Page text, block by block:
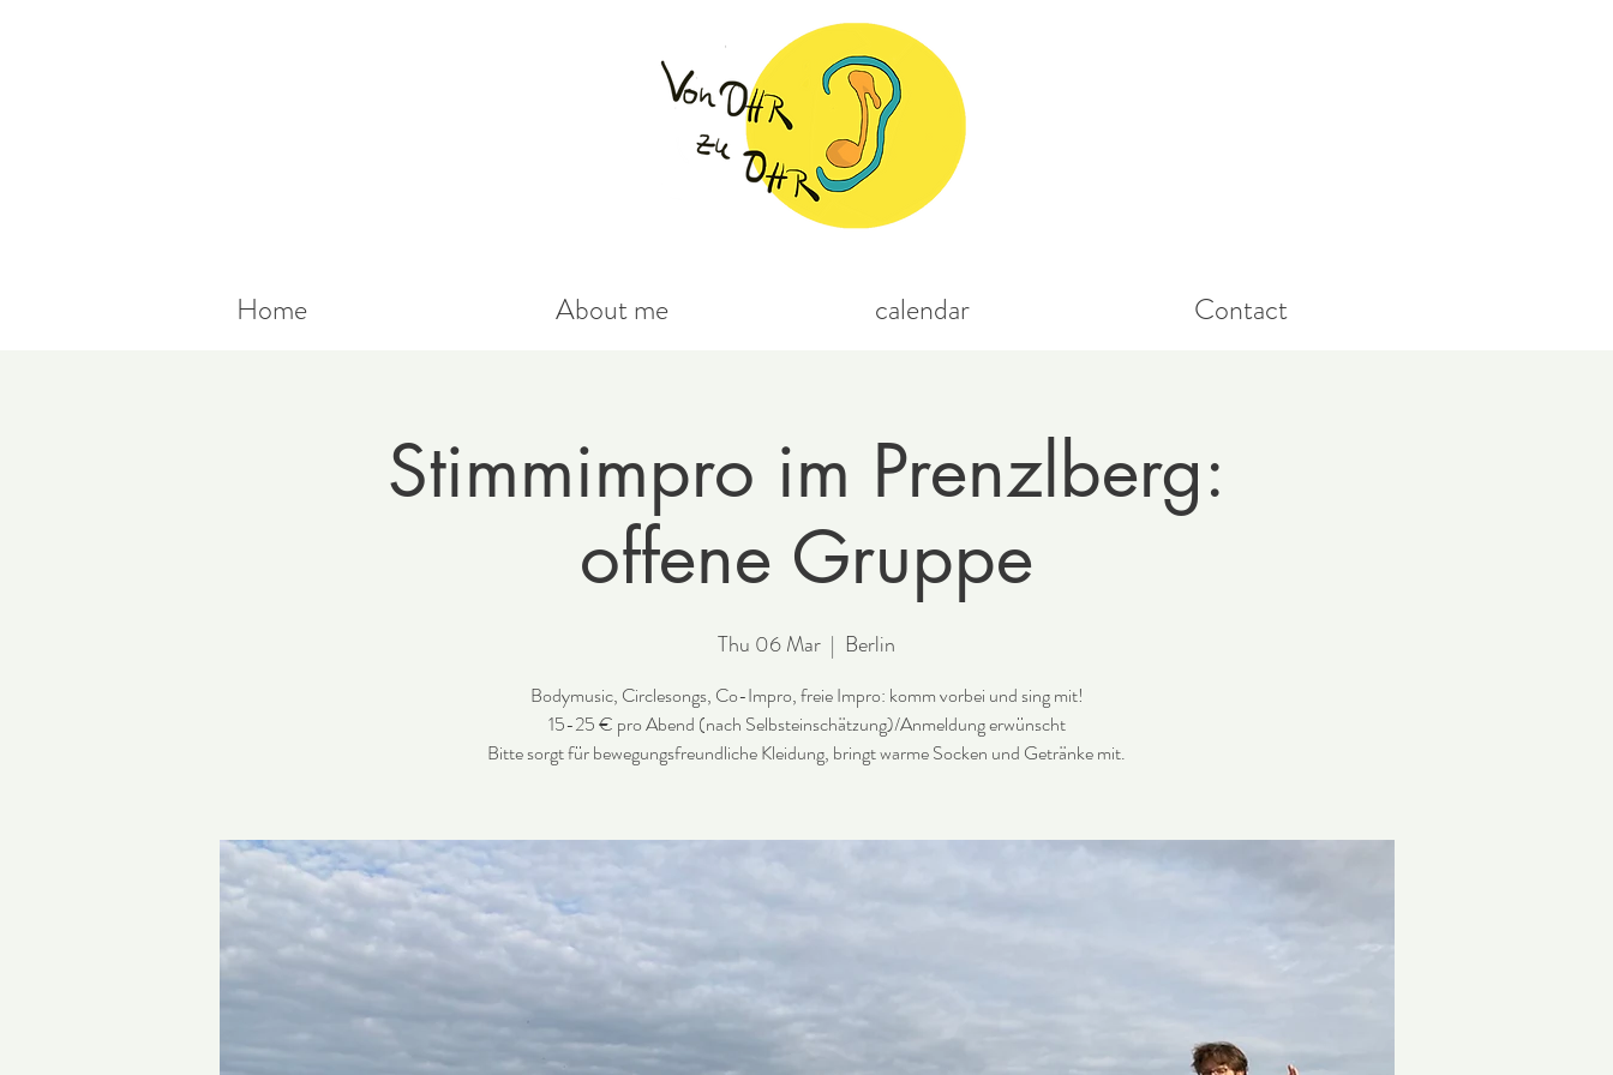
Home About me calendar Contact
Stimmimpro im Prenzlberg:
offene Gruppe
Thu 06 Mar
  |
Berlin
Bodymusic, Circlesongs, Co-Impro, freie Impro: komm vorbei und sing mit!
15-25 € pro Abend (nach Selbsteinschätzung)/Anmeldung erwünscht
Bitte sorgt für bewegungsfreundliche Kleidung, bringt warme Socken und Getränke mit.